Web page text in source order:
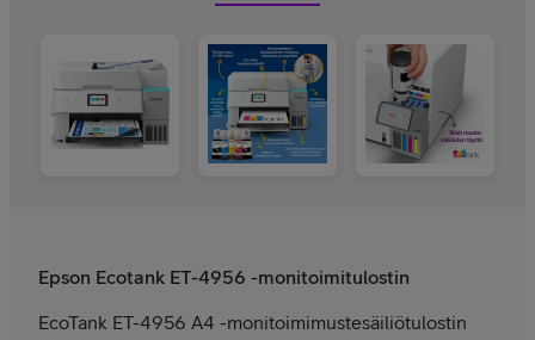
Epson Ecotank ET-4956 -monitoimitulostin
EcoTank ET-4956 A4 -monitoimimustesäiliötulostin